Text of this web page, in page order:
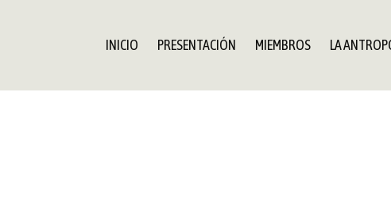
INICIO PRESENTACIÓN MIEMBROS LA